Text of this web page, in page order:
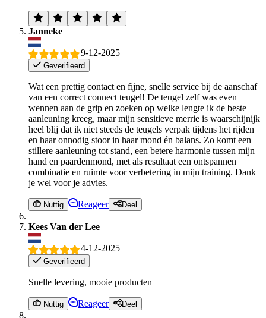
Janneke
9-12-2025
Geverifieerd
Wat een prettig contact en fijne, snelle service bij de aanschaf
van een correct connect teugel! De teugel zelf was even
wennen aan de grip en zoeken op welke lengte ik de beste
aanleuning kreeg, maar mijn sensitieve merrie is waarschijnijk
heel blij dat ik niet steeds de teugels verpak tijdens het rijden
en haar onnodig stoor in haar mond én balans. Zo komt een
stillere aanleuning tot stand, een betere harmonie tussen mijn
hand en paardenmond, met als resultaat een ontspannen
combinatie en ruimte voor verbetering in mijn training. Dank
je wel voor je advies.
Nuttig Reageer Deel
Kees Van der Lee
4-12-2025
Geverifieerd
Snelle levering, mooie producten
Nuttig Reageer Deel